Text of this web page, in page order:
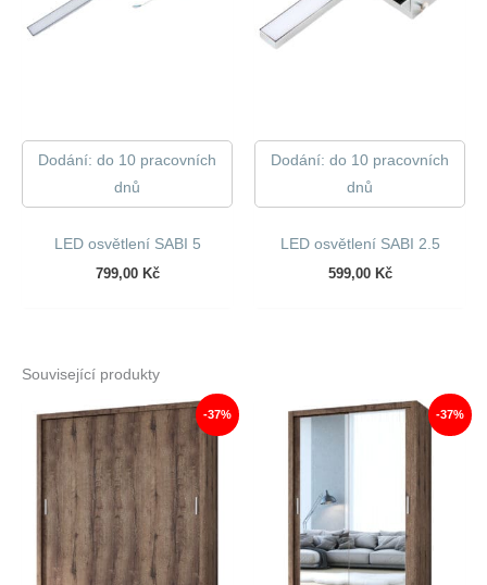
Dodání: do 10 pracovních
dnů
LED osvětlení SABI 5
799,00 Kč
Dodání: do 10 pracovních
dnů
LED osvětlení SABI 2.5
599,00 Kč
Související produkty
-37% -37%